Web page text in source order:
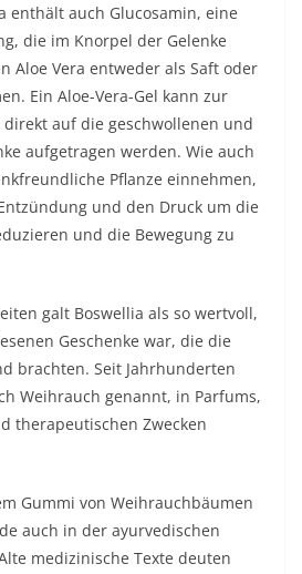
enthält auch Glucosamin, eine
die im Knorpel der Gelenke
Aloe Vera entweder als Saft oder
Ein Aloe-Vera-Gel kann zur
auf die geschwollenen und
aufgetragen werden. Wie auch
Pflanze einnehmen,
und den Druck um die
und die Bewegung zu
galt Boswellia als so wertvoll,
Geschenke war, die die
brachten. Seit Jahrhunderten
Weihrauch genannt, in Parfums,
therapeutischen Zwecken
Gummi von Weihrauchbäumen
auch in der ayurvedischen
medizinische Texte deuten